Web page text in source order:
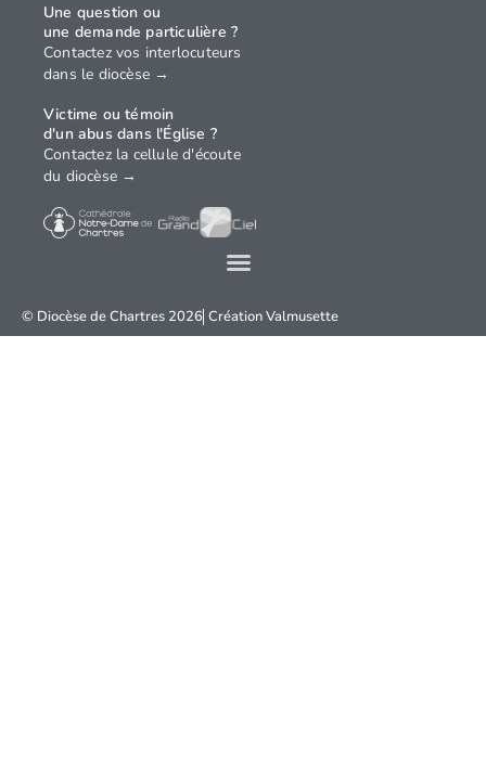
© Diocèse de Chartres 2026 CréationValmusette
Une question ou
une demande particulière ?
Contactez vos interlocuteurs
dans le diocèse →
Victime ou témoin
d'un abus dans l'Église ?
Contactez la cellule d'écoute
du diocèse →